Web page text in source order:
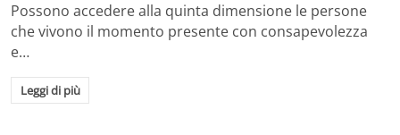
Possono accedere alla quinta dimensione le persone
che vivono il momento presente con consapevolezza
e…
Leggi di più